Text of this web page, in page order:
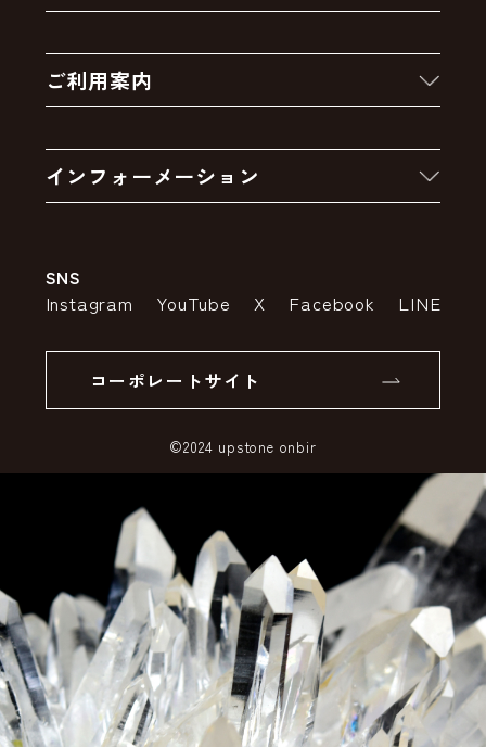
クーポン
卸販売・大量注文
ご利用案内
お支払いについて
ポイントについて
インフォーメーション
特定商取引法の表示
SSLサーバー証明書とは
SNS
Instagram YouTube X Facebook LINE
コーポレートサイト
©2024 upstone onbir